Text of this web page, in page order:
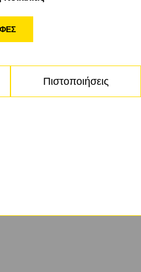
Πιστοποιήσεις